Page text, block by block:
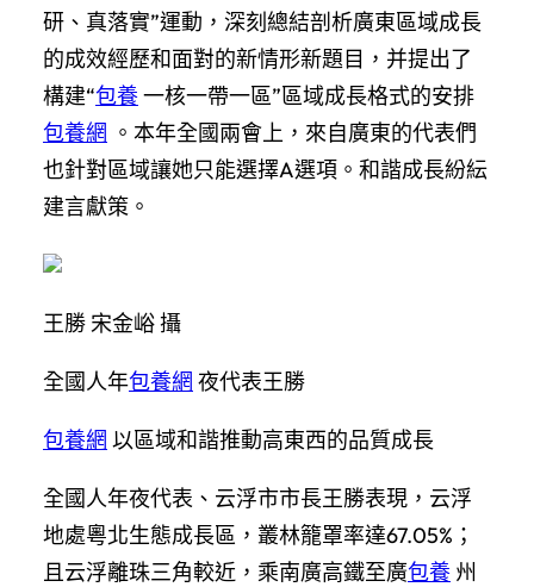
研、真落實”運動，深刻總結剖析廣東區域成長
的成效經歷和面對的新情形新題目，并提出了
構建“包養一核一帶一區”區域成長格式的安排
包養網 。本年全國兩會上，來自廣東的代表們
也針對區域讓她只能選擇A選項。和諧成長紛紜
建言獻策。
王勝 宋金峪 攝
全國人年包養網 夜代表王勝
包養網 以區域和諧推動高東西的品質成長
全國人年夜代表、云浮市市長王勝表現，云浮
地處粵北生態成長區，叢林籠罩率達67.05%；
且云浮離珠三角較近，乘南廣高鐵至廣包養 州